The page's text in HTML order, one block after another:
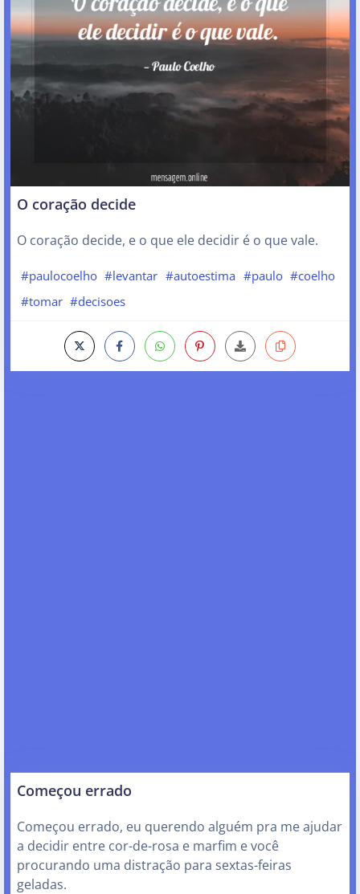
O coração decide
O coração decide, e o que ele decidir é o que vale.
#paulocoelho #levantar #autoestima #paulo #coelho
#tomar #decisoes
Começou errado
Começou errado, eu querendo alguém pra me ajudar
a decidir entre cor-de-rosa e marfim e você
procurando uma distração para sextas-feiras
geladas.